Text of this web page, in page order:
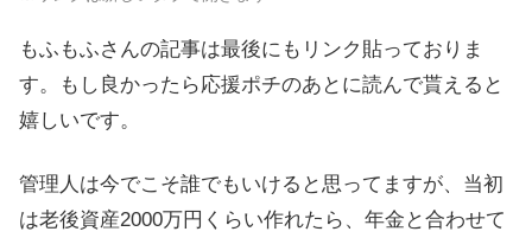
もふもふさんの記事は最後にもリンク貼っておりま
す。もし良かったら応援ポチのあとに読んで貰えると
嬉しいです。
管理人は今でこそ誰でもいけると思ってますが、当初
は老後資産2000万円くらい作れたら、年金と合わせて